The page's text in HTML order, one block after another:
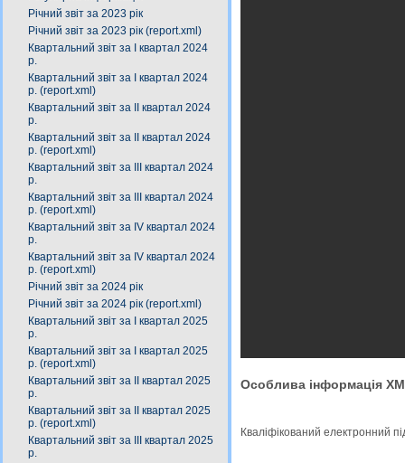
Річний звіт за 2023 рік
Річний звіт за 2023 рік (report.xml)
Квартальний звіт за І квартал 2024
р.
Квартальний звіт за І квартал 2024
р. (report.xml)
Квартальний звіт за ІІ квартал 2024
р.
Квартальний звіт за ІІ квартал 2024
р. (report.xml)
Квартальний звіт за IІІ квартал 2024
р.
Квартальний звіт за ІIІ квартал 2024
р. (report.xml)
Квартальний звіт за IV квартал 2024
р.
Квартальний звіт за ІV квартал 2024
р. (report.xml)
Річний звіт за 2024 рік
Річний звіт за 2024 рік (report.xml)
Квартальний звіт за І квартал 2025
р.
Квартальний звіт за І квартал 2025
р. (report.xml)
Квартальний звіт за ІІ квартал 2025
р.
Квартальний звіт за ІІ квартал 2025
р. (report.xml)
Квартальний звіт за ІIІ квартал 2025
р.
Особлива інформація
Кваліфікований електронний